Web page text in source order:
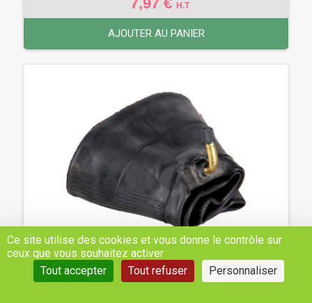
H.T
AJOUTER AU PANIER
CHAMBRE À AIR POUR JANTE DE Ø 6'', 3.50-6 .
Ce site utilise des cookies et vous donne le contrôle sur
ceux que vous souhaitez activer
Tout accepter
Tout refuser Personnaliser